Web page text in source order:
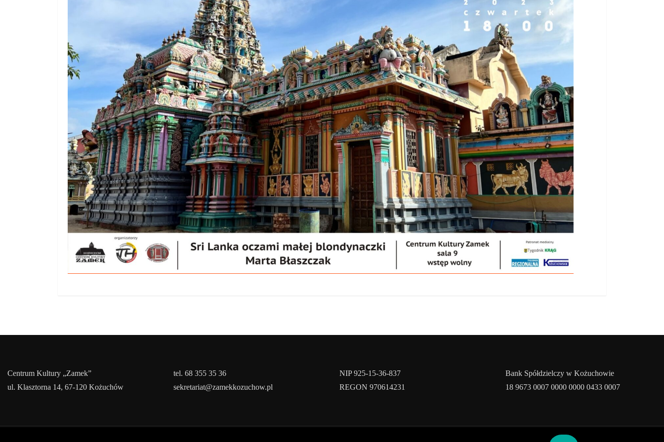
Centrum Kultury „Zamek”
ul. Klasztorna 14, 67-120 Kożuchów
tel. 68 355 35 36
sekretariat@zamekkozuchow.pl
NIP 925-15-36-837
REGON 970614231
Bank Spółdzielczy w Kożuchowie
18 9673 0007 0000 0000 0433 0007